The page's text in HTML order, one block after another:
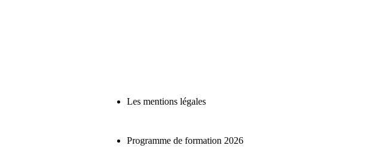
Les mentions légales
Programme de formation 2026